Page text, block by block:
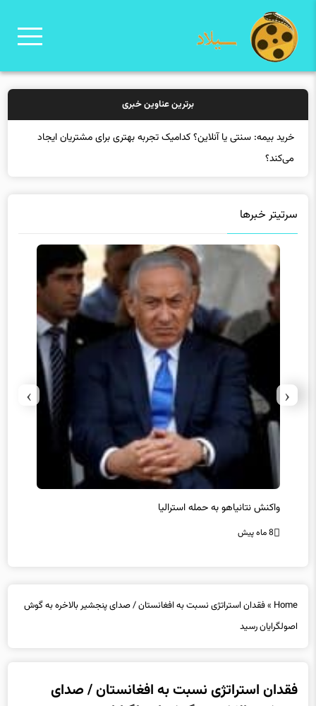
برترین عناوین خبری
خرید بی
واکنش نتانیاهو به حمله استرالیا
8 ماه پیش
اصولگرایان رسید
پنجشیر بالاخره به گوش اصولگرایان رسید